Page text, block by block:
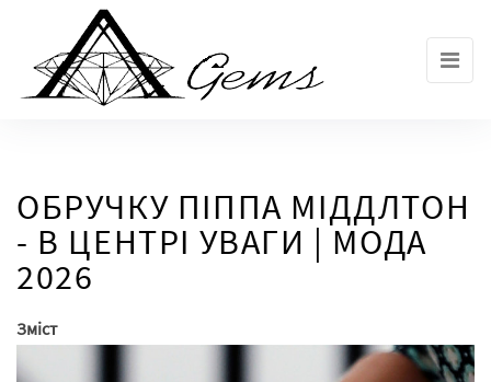
ОБРУЧКУ ПІППА МІДДЛТОН
- В ЦЕНТРІ УВАГИ | МОДА
2026
Зміст